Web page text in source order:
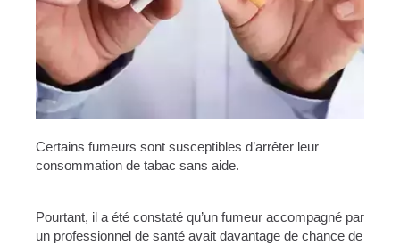
Certains fumeurs sont susceptibles d’arrêter leur
consommation de tabac sans aide.
Pourtant, il a été constaté qu’un fumeur accompagné par
un professionnel de santé avait davantage de chance de